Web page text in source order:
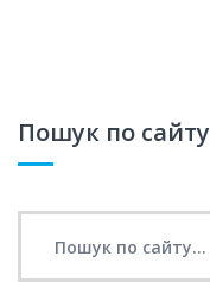
Пошук по сайту